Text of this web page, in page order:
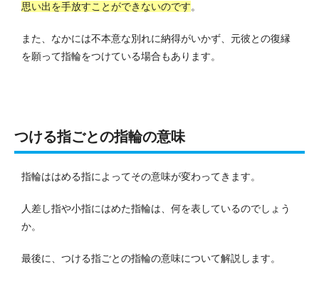
思い出を手放すことができないのです。
また、なかには不本意な別れに納得がいかず、元彼との復縁
を願って指輪をつけている場合もあります。
つける指ごとの指輪の意味
指輪ははめる指によってその意味が変わってきます。
人差し指や小指にはめた指輪は、何を表しているのでしょう
か。
最後に、つける指ごとの指輪の意味について解説します。